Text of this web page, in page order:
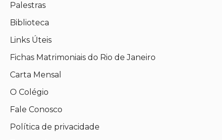
Palestras
Biblioteca
Links Úteis
Fichas Matrimoniais do Rio de Janeiro
Carta Mensal
O Colégio
Fale Conosco
Política de privacidade